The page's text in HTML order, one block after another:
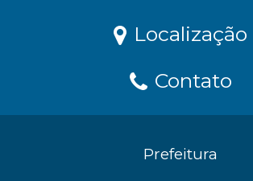
Localização
Contato
Prefeitura